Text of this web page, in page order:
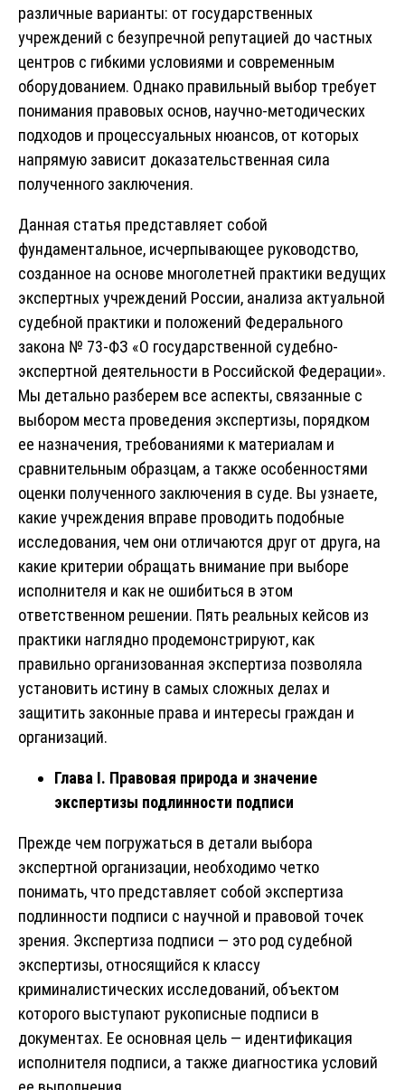
различные варианты: от государственных
учреждений с безупречной репутацией до частных
центров с гибкими условиями и современным
оборудованием. Однако правильный выбор требует
понимания правовых основ, научно-методических
подходов и процессуальных нюансов, от которых
напрямую зависит доказательственная сила
полученного заключения.
Данная статья представляет собой
фундаментальное, исчерпывающее руководство,
созданное на основе многолетней практики ведущих
экспертных учреждений России, анализа актуальной
судебной практики и положений Федерального
закона № 73-ФЗ «О государственной судебно-
экспертной деятельности в Российской Федерации».
Мы детально разберем все аспекты, связанные с
выбором места проведения экспертизы, порядком
ее назначения, требованиями к материалам и
сравнительным образцам, а также особенностями
оценки полученного заключения в суде. Вы узнаете,
какие учреждения вправе проводить подобные
исследования, чем они отличаются друг от друга, на
какие критерии обращать внимание при выборе
исполнителя и как не ошибиться в этом
ответственном решении. Пять реальных кейсов из
практики наглядно продемонстрируют, как
правильно организованная экспертиза позволяла
установить истину в самых сложных делах и
защитить законные права и интересы граждан и
организаций.
Глава I. Правовая природа и значение
экспертизы подлинности подписи
Прежде чем погружаться в детали выбора
экспертной организации, необходимо четко
понимать, что представляет собой экспертиза
подлинности подписи с научной и правовой точек
зрения. Экспертиза подписи — это род судебной
экспертизы, относящийся к классу
криминалистических исследований, объектом
которого выступают рукописные подписи в
документах. Ее основная цель — идентификация
исполнителя подписи, а также диагностика условий